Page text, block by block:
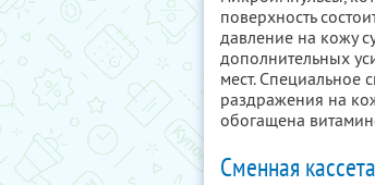
поверхность
давление на кожу
дополнительных
мест. Специальное
раздражения на
обогащена
Сменная